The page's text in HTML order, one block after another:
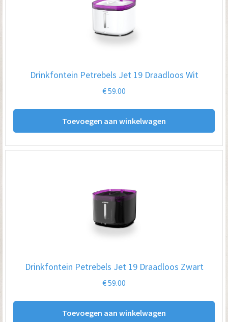
Drinkfontein Petrebels Jet 19 Draadloos Wit
€59.00
Toevoegen aan winkelwagen
Drinkfontein Petrebels Jet 19 Draadloos Zwart
€59.00
Toevoegen aan winkelwagen